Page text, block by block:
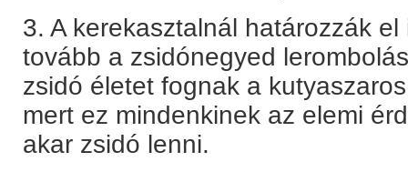
3. A kerekasztalnál határozzák
tovább a zsidónegyed
zsidó életet fognak a
mert ez mindenkinek az elemi
akar zsidó lenni.